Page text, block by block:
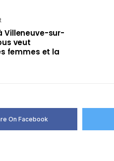
Villeneuve-sur-
veut
femmes et la
On Facebook